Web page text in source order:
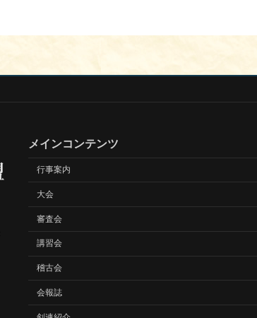
メインコンテンツ
行事案内
大会
審査会
講習会
稽古会
会報誌